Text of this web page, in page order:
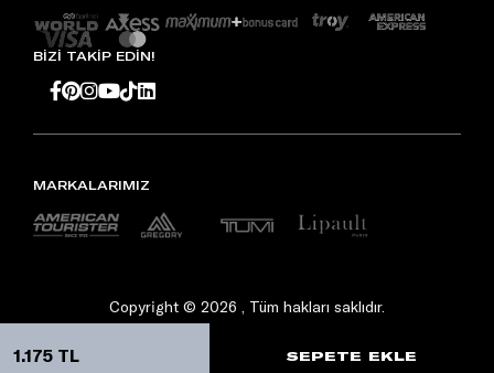
BİZİ TAKİP EDİN!
MARKALARIMIZ
Copyright © 2026 , Tüm hakları saklıdır.
1.175 TL